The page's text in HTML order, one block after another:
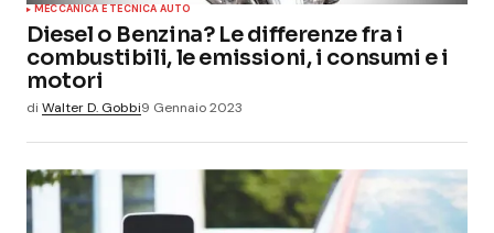
MECCANICA E TECNICA AUTO
Diesel o Benzina? Le differenze fra i
combustibili, le emissioni, i consumi e i
motori
di Walter D. Gobbi9 Gennaio 2023